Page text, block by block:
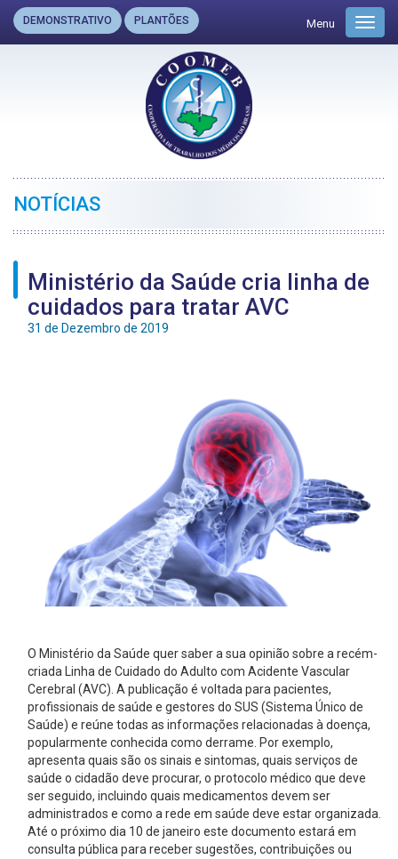
DEMONSTRATIVO PLANTÕES Menu
NOTÍCIAS
Ministério da Saúde cria linha de
cuidados para tratar AVC
31 de Dezembro de 2019
O Ministério da Saúde quer saber a sua opinião sobre a recém-
criada Linha de Cuidado do Adulto com Acidente Vascular
Cerebral (AVC). A publicação é voltada para pacientes,
profissionais de saúde e gestores do SUS (Sistema Único de
Saúde) e reúne todas as informações relacionadas à doença,
popularmente conhecida como derrame. Por exemplo,
apresenta quais são os sinais e sintomas, quais serviços de
saúde o cidadão deve procurar, o protocolo médico que deve
ser seguido, incluindo quais medicamentos devem ser
administrados e como a rede em saúde deve estar organizada.
Até o próximo dia 10 de janeiro este documento estará em
consulta pública para receber sugestões, contribuições ou